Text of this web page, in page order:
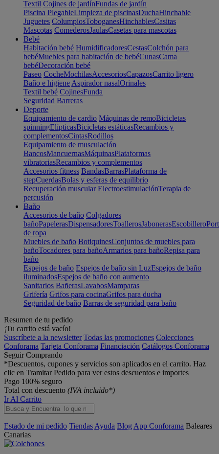
Textil Cojines de jardínFundas de jardín
Piscina PlegableLimpieza de piscinasDuchaHinchable
Juguetes ColumpiosToboganesHinchablesCasitas
Mascotas ComederosJaulasCasetas para mascotas
Bebé
Habitación bebé HumidificadoresCestasColchón para
bebéMuebles para habitación de bebéCunasCama
bebéDecoración bebé
Paseo CocheMochilasAccesoriosCapazosCarrito ligero
Baño e higiene Aspirador nasalOrinales
Textil bebé CojinesFunda
Seguridad Barreras
Deporte
Equipamiento de cardio Máquinas de remoBicicletas
spinningElípticasBicicletas estáticasRecambios y
complementosCintasRodillos
Equipamiento de musculación
BancosMancuernasMáquinasPlataformas
vibratoriasRecambios y complementos
Accesorios fitness BandasBarrasPlataforma de
stepCuerdasBolas y esferas de equilibrio
Recuperación muscular ElectroestimulaciónTerapia de
percusión
Baño
Accesorios de baño Colgadores
bañoPapelerasDispensadoresToallerosJabonerasEscobillero
de ropa
Muebles de baño BotiquinesConjuntos de muebles para
bañoTocadores para bañoArmarios para bañoRepisa para
baño
Espejos de baño Espejos de baño sin LuzEspejos de baño
iluminadosEspejos de baño con aumento
Sanitarios BañerasLavabosMamparas
Grifería Grifos para cocinaGrifos para ducha
Seguridad de baño Barras de seguridad para baño
Resumen de tu pedido
¡Tu carrito está vacío!
Suscríbete a la newsletter Todas las promociones Colecciones
Conforama Tarjeta Conforama Financiación Catálogos Conforama
Seguir Comprando
*Descuentos, cupones y servicios son aplicados en el carrito. Haz
clic en Tramitar Pedido para ver estos descuentos e importes
Pago 100% seguro
Total con descuento (IVA incluido*)
Ir Al Carrito
Estado de mi pedido Tiendas Ayuda Blog App Conforama Baleares
Canarias